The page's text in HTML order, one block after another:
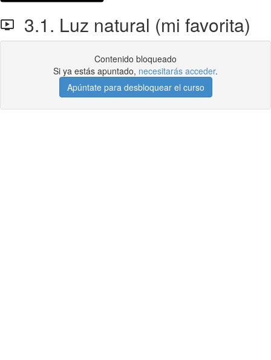
3.1. Luz natural (mi favorita)
Contenido bloqueado
Si ya estás apuntado, necesitarás acceder.
Apúntate para desbloquear el curso